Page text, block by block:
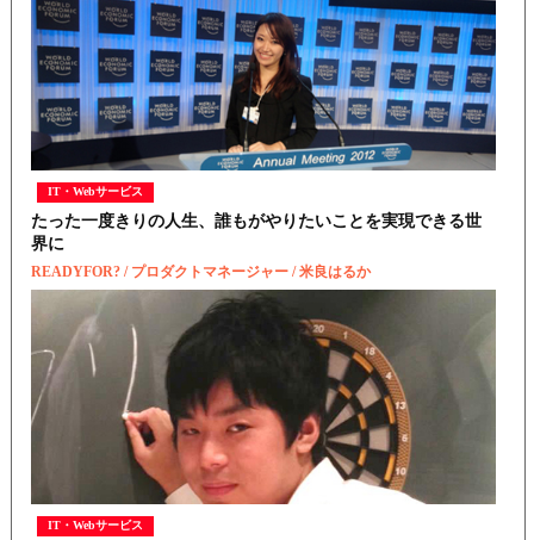
IT・Webサービス
たった一度きりの人生、誰もがやりたいことを実現できる世
界に
READYFOR? / プロダクトマネージャー / 米良はるか
IT・Webサービス